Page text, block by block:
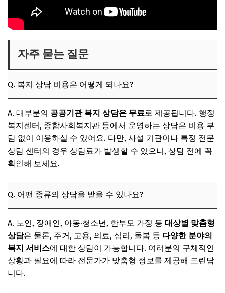
자주 묻는 질문
Q. 복지 상담 비용은 어떻게 되나요?
A. 대부분의 공공기관 복지 상담은 무료로 제공됩니다. 행정
복지센터, 종합사회복지관 등에서 운영하는 상담은 비용 부
담 없이 이용하실 수 있어요. 다만, 사설 기관이나 특정 전문
상담 센터의 경우 상담료가 발생할 수 있으니, 상담 전에 꼭
확인해 보세요.
Q. 어떤 종류의 상담을 받을 수 있나요?
A. 노인, 장애인, 아동·청소년, 한부모 가정 등 대상별 맞춤형
상담은 물론, 주거, 고용, 의료, 심리, 돌봄 등 다양한 분야의
복지 서비스에 대한 상담이 가능합니다. 여러분의 구체적인
상황과 필요에 따라 전문가가 맞춤형 정보를 제공해 드린답
니다.